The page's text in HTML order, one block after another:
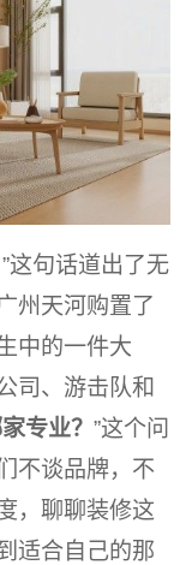
这句话道出了无
州天河购置了
中的一件大
司、游击队和
专业？ ”这个问
不谈品牌，不
，聊聊装修这
适合自己的那